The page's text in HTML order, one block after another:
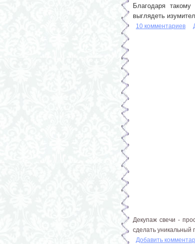
Благодаря
выглядеть
10 комментариев
Декупаж свечи -
сделать уникальный
Добавить